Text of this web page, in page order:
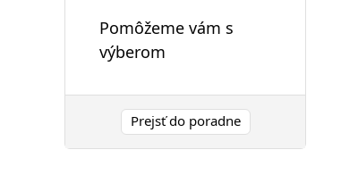
Pomôžeme vám s
výberom
Prejsť do poradne